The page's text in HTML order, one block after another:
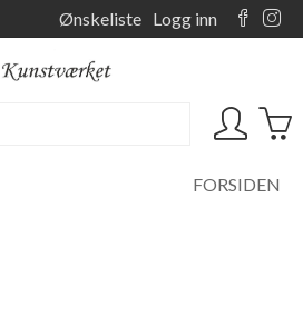
Ønskeliste Logg inn
FORSIDEN